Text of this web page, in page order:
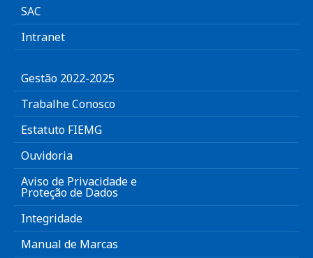
SAC
Intranet
Gestão 2022-2025
Trabalhe Conosco
Estatuto FIEMG
Ouvidoria
Aviso de Privacidade e
Proteção de Dados
Integridade
Manual de Marcas